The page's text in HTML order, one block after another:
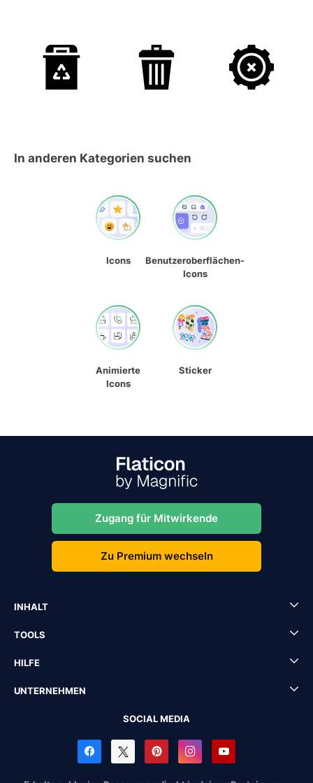
In anderen Kategorien suchen
Icons
Benutzeroberflächen-
Icons
Animierte
Icons
Sticker
Zugang für Mitwirkende
Zu Premium wechseln
INHALT
TOOLS
HILFE
UNTERNEHMEN
SOCIAL MEDIA